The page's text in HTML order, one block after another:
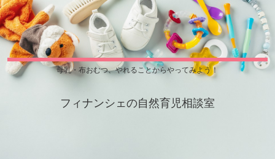
母乳・布おむつ、やれることからやってみよう！
フィナンシェの自然育児相談室